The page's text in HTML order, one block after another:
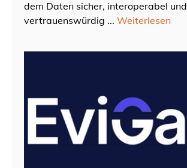
dem Daten sicher, interoperabel und
vertrauenswürdig ... Weiterlesen